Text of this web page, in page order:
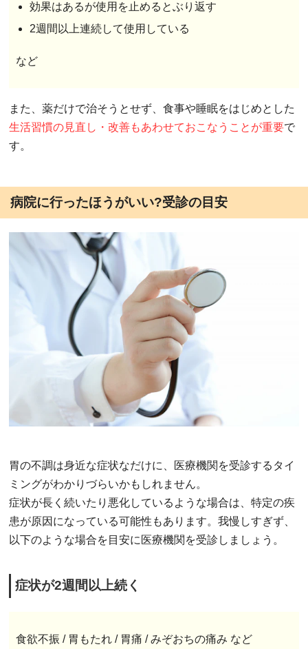
効果はあるが使用を止めるとぶり返す
2週間以上連続して使用している
など
また、薬だけで治そうとせず、食事や睡眠をはじめとした
生活習慣の見直し・改善もあわせておこなうことが重要で
す。
病院に行ったほうがいい?受診の目安
胃の不調は身近な症状なだけに、医療機関を受診するタイ
ミングがわかりづらいかもしれません。
症状が長く続いたり悪化しているような場合は、特定の疾
患が原因になっている可能性もあります。我慢しすぎず、
以下のような場合を目安に医療機関を受診しましょう。
症状が2週間以上続く
食欲不振 / 胃もたれ / 胃痛 / みぞおちの痛み など